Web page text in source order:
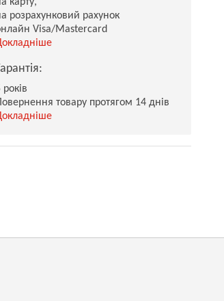
розрахунковий рахунок
Visa/Mastercard
років
Повернення товару протягом 14 днів